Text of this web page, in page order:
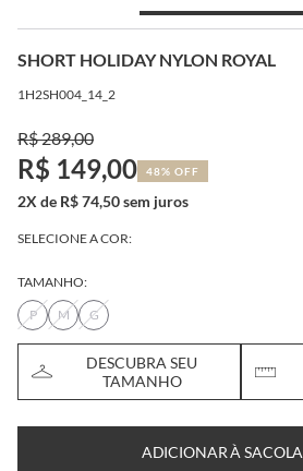
SHORT HOLIDAY NYLON ROYAL
1H2SH004_14_2
R$ 289,00
R$ 149,00 48% OFF
2X de R$ 74,50 sem juros
SELECIONE A COR:
TAMANHO:
P
M G
DESCUBRA SEU
TAMANHO
ADICIONAR À SACOLA